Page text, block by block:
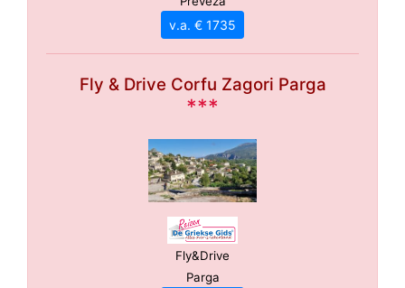
v.a. € 1735
Fly & Drive Corfu Zagori Parga
***
Fly&Drive
Parga